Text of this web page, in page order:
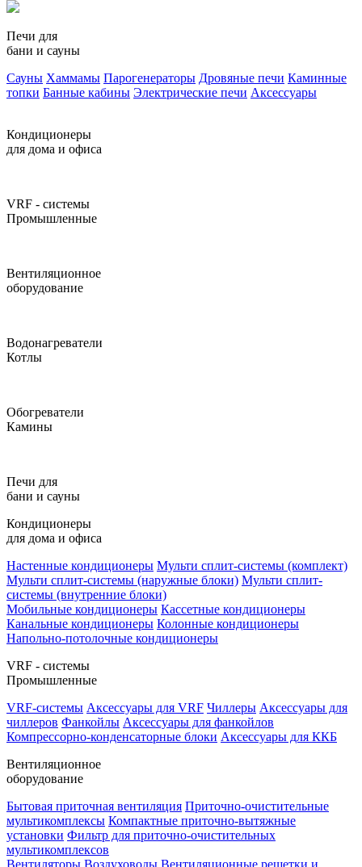
Печи для
бани и сауны
Сауны Хаммамы Парогенераторы Дровяные печи Каминные
топки Банные кабины Электрические печи Аксессуары
Кондиционеры
для дома и офиса
VRF - системы
Промышленные
Вентиляционное
оборудование
Водонагреватели
Котлы
Обогреватели
Камины
Печи для
бани и сауны
Кондиционеры
для дома и офиса
Настенные кондиционеры Мульти сплит-системы (комплект)
Мульти сплит-системы (наружные блоки) Мульти сплит-
системы (внутренние блоки)
Мобильные кондиционеры Кассетные кондиционеры
Канальные кондиционеры Колонные кондиционеры
Напольно-потолочные кондиционеры
VRF - системы
Промышленные
VRF-системы Аксессуары для VRF Чиллеры Аксессуары для
чиллеров Фанкойлы Аксессуары для фанкойлов
Компрессорно-конденсаторные блоки Аксессуары для ККБ
Вентиляционное
оборудование
Бытовая приточная вентиляция Приточно-очистительные
мультикомплексы Компактные приточно-вытяжные
установки Фильтр для приточно-очистительных
мультикомплексов
Вентиляторы Воздуховоды Вентиляционные решетки и